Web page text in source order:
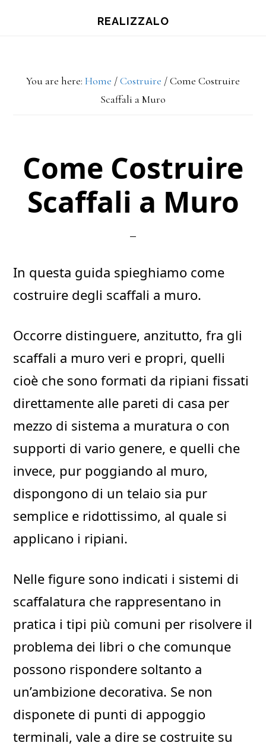
content
sidebar
REALIZZALO
You are here: Home /Costruire /Come Costruire
Scaffali a Muro
Come Costruire
Scaffali a Muro
In questa guida spieghiamo come
costruire degli scaffali a muro.
Occorre distinguere, anzitutto, fra gli
scaffali a muro veri e propri, quelli
cioè che sono formati da ripiani fissati
direttamente alle pareti di casa per
mezzo di sistema a muratura o con
supporti di vario genere, e quelli che
invece, pur poggiando al muro,
dispongono di un telaio sia pur
semplice e ridottissimo, al quale si
applicano i ripiani.
Nelle figure sono indicati i sistemi di
scaffalatura che rappresentano in
pratica i tipi più comuni per risolvere il
problema dei libri o che comunque
possono rispondere soltanto a
un’ambizione decorativa. Se non
disponete di punti di appoggio
terminali, vale a dire se costruite su